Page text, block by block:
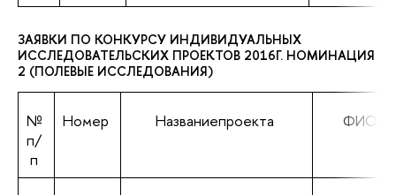
ЗАЯВКИ ПО КОНКУРСУ ИНДИВИДУАЛЬНЫХ
ИССЛЕДОВАТЕЛЬСКИХ ПРОЕКТОВ 2016Г. НОМИНАЦИЯ
2 (ПОЛЕВЫЕ ИССЛЕДОВАНИЯ)
№
п/
п
Номер Названиепроекта ФИО